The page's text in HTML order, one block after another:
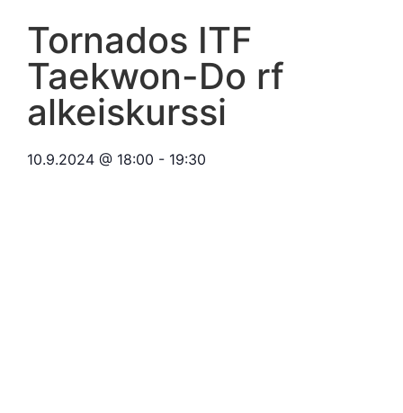
Tornados ITF
Taekwon-Do rf
alkeiskurssi
10.9.2024 @ 18:00 - 19:30